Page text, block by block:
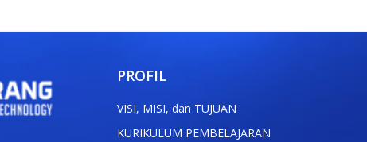
PROFIL
VISI, MISI, dan TUJUAN
KURIKULUM PEMBELAJARAN